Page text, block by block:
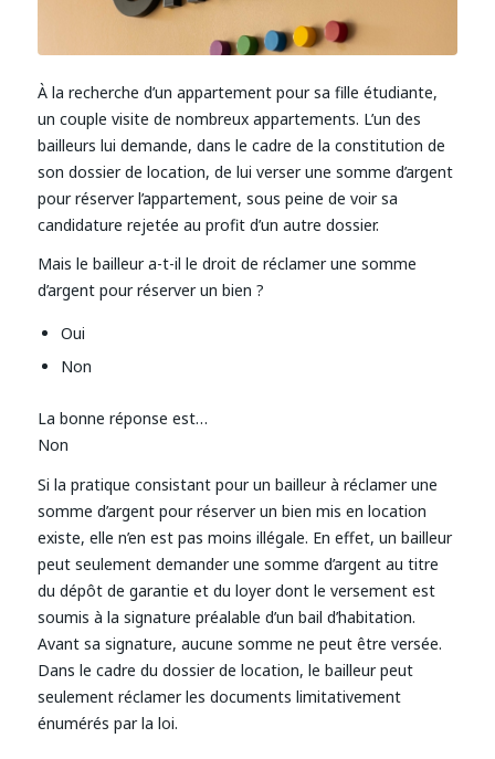
À la recherche d’un appartement pour sa fille étudiante,
un couple visite de nombreux appartements. L’un des
bailleurs lui demande, dans le cadre de la constitution de
son dossier de location, de lui verser une somme d’argent
pour réserver l’appartement, sous peine de voir sa
candidature rejetée au profit d’un autre dossier.
Mais le bailleur a-t-il le droit de réclamer une somme
d’argent pour réserver un bien ?
Oui
Non
La bonne réponse est…
Non
Si la pratique consistant pour un bailleur à réclamer une
somme d’argent pour réserver un bien mis en location
existe, elle n’en est pas moins illégale. En effet, un bailleur
peut seulement demander une somme d’argent au titre
du dépôt de garantie et du loyer dont le versement est
soumis à la signature préalable d’un bail d’habitation.
Avant sa signature, aucune somme ne peut être versée.
Dans le cadre du dossier de location, le bailleur peut
seulement réclamer les documents limitativement
énumérés par la loi.